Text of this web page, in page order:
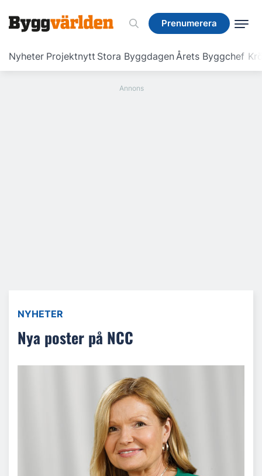
Prenumerera
Nyheter Projektnytt Stora ByggdagenÅrets Byggchef
Prenumerera
NYHETER
Nya poster på NCC